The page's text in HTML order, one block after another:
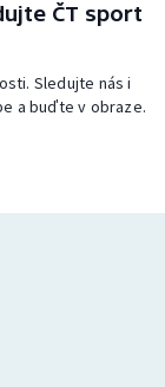
ČT sport
Sledujte nás i
a buďte v obraze.